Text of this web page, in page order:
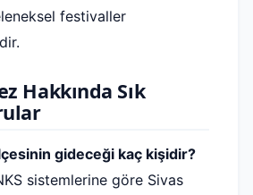
festivaller
Hakkında Sık
gideceği kaç kişidir?
sistemlerine göre Sivas